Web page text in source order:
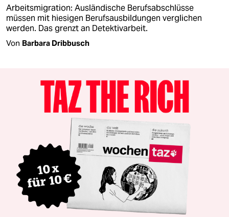
Arbeitsmigration: Ausländische Berufsabschlüsse
müssen mit hiesigen Berufs­ausbildungen verglichen
werden. Das grenzt an Detektivarbeit.
Von Barbara Dribbusch